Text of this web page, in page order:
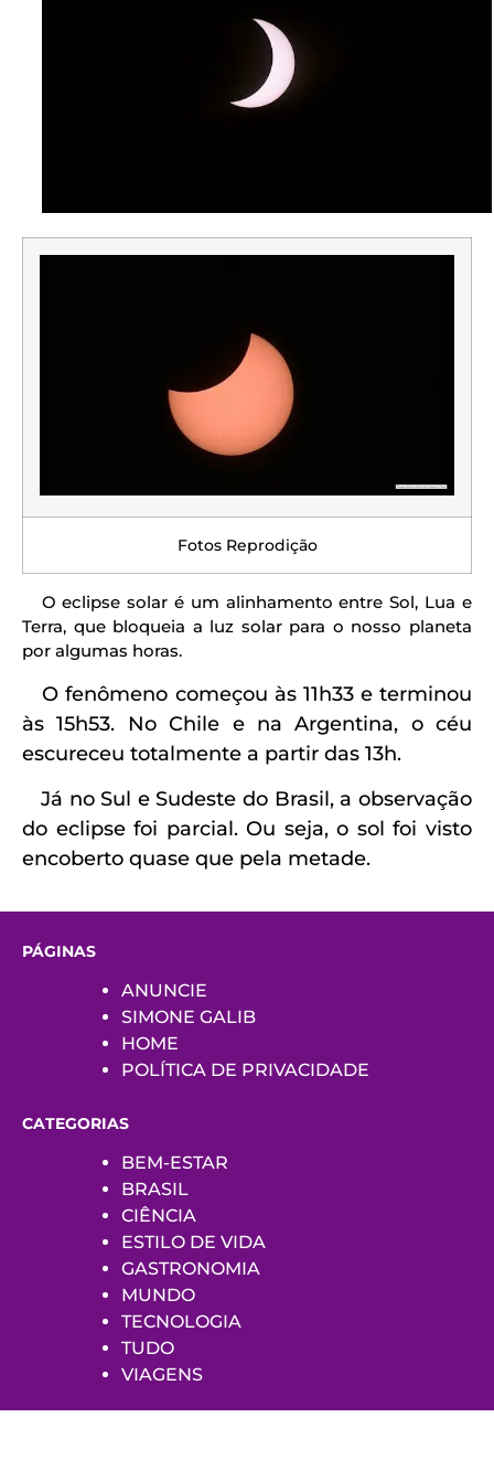
Fotos Reprodição
O eclipse solar é um alinhamento entre Sol, Lua e
Terra, que bloqueia a luz solar para o nosso planeta
por algumas horas.
O fenômeno começou às 11h33 e terminou
às 15h53. No Chile e na Argentina, o céu
escureceu totalmente a partir das 13h.
Já no Sul e Sudeste do Brasil, a observação
do eclipse foi parcial. Ou seja, o sol foi visto
encoberto quase que pela metade.
PÁGINAS
ANUNCIE
SIMONE GALIB
HOME
POLÍTICA DE PRIVACIDADE
CATEGORIAS
BEM-ESTAR
BRASIL
CIÊNCIA
ESTILO DE VIDA
GASTRONOMIA
MUNDO
TECNOLOGIA
TUDO
VIAGENS